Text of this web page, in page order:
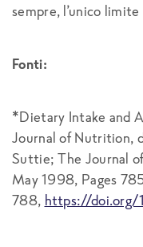
sempre, l’unico
Fonti:
*Dietary Intake and
Journal of Nutrition,
Suttie;The Journal
May 1998, Pages
788, https://